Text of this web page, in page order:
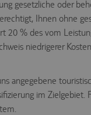
gesetzliche oder
Ihnen ohne
20 % des vom
niedrigerer
angegebene
im Zielgebiet.